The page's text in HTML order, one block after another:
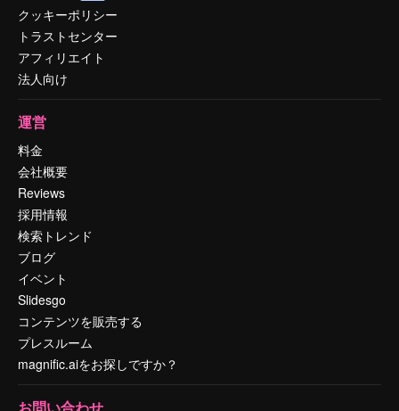
クッキーポリシー
トラストセンター
アフィリエイト
法人向け
運営
料金
会社概要
Reviews
採用情報
検索トレンド
ブログ
イベント
Slidesgo
コンテンツを販売する
プレスルーム
magnific.aiをお探しですか？
お問い合わせ